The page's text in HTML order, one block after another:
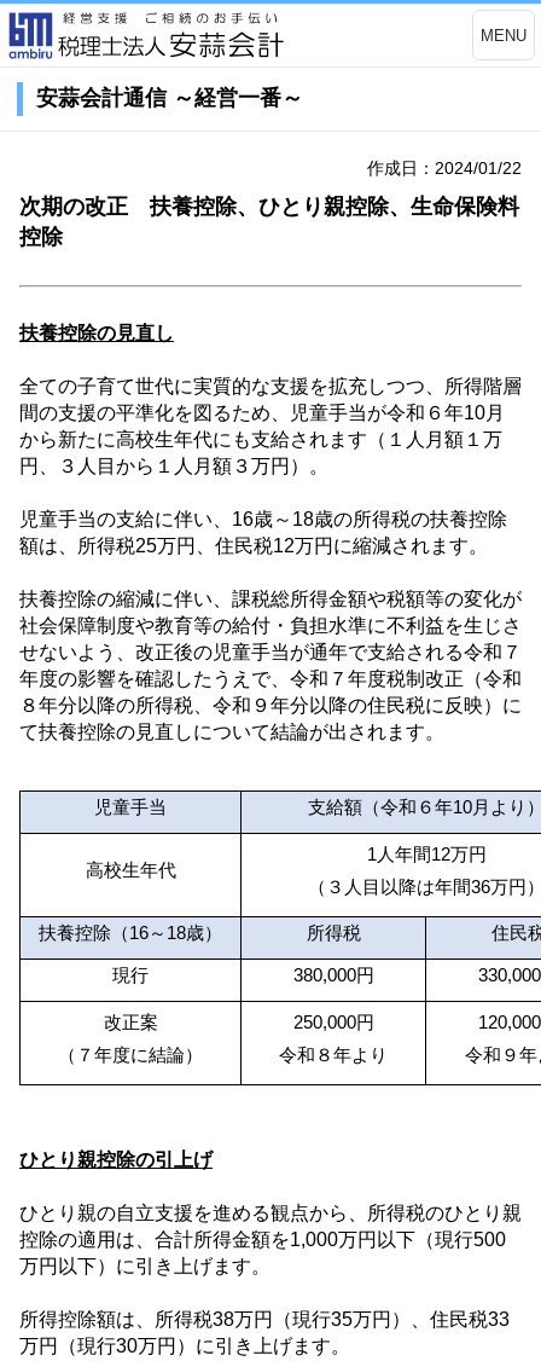
MENU
安蒜会計通信 ～経営一番～
作成日：2024/01/22
次期の改正 扶養控除、ひとり親控除、生命保険料
控除
扶養控除の見直し
全ての子育て世代に実質的な支援を拡充しつつ、所得階層
間の支援の平準化を図るため、児童手当が令和６年10月
から新たに高校生年代にも支給されます（１人月額１万
円、３人目から１人月額３万円）。
児童手当の支給に伴い、 16歳～ 18歳の所得税の扶養控除
額は、所得税25万円、住民税12万円に縮減されます。
扶養控除の縮減に伴い、課税総所得金額や税額等の変化が
社会保障制度や教育等の給付・負担水準に不利益を生じさ
せないよう、改正後の児童手当が通年で支給される令和７
年度の影響を確認したうえで、令和７年度税制改正（令和
８年分以降の所得税、令和９年分以降の住民税に反映）に
て扶養控除の見直しについて結論が出されます。
児童手当 支給額（令和６年10月より
高校生年代
1 人年間12万円
（３人目以降は年間36万円
扶養控除（16～ 18歳） 所得税 住民
現行 380,000円 330,000
改正案
（７年度に結論）
250,000円
令和８年より
120,000
令和９年
ひとり親控除の引上げ
ひとり親の自立支援を進める観点から、所得税のひとり親
控除の適用は、合計所得金額を1,000万円以下（現行500
万円以下）に引き上げます。
所得控除額は、所得税38万円（現行35万円）、住民税33
万円（現行30万円）に引き上げます。